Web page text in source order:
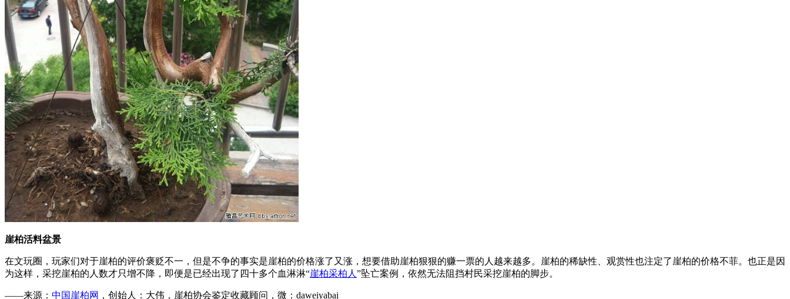
崖柏活料盆景
在文玩圈，玩家们对于崖柏的评价褒贬不一，但是不争的事实是崖柏的价格涨了又涨，想要借助崖柏狠狠的赚一票的人越来越多。崖柏的稀缺性、观赏性也注定了崖柏的价格不菲。也正是因
为这样，采挖崖柏的人数才只增不降，即便是已经出现了四十多个血淋淋“崖柏采柏人 ”坠亡案例，依然无法阻挡村民采挖崖柏的脚步。
——来源： 中国崖柏网 ，创始人：大伟，崖柏协会鉴定收藏顾问，微：daweiyabai